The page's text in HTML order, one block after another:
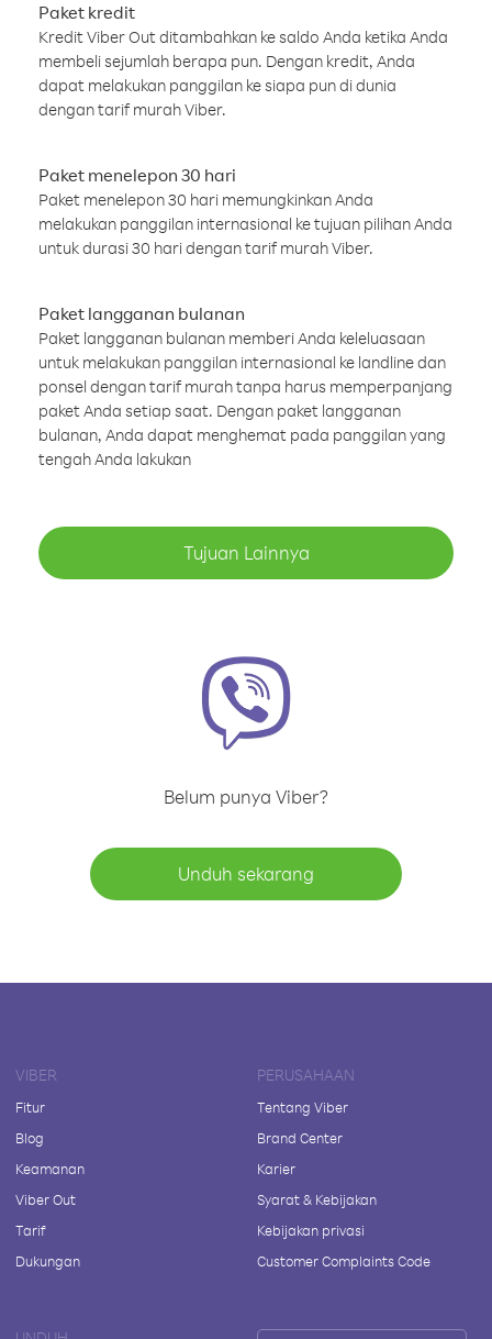
Paket kredit
Kredit Viber Out ditambahkan ke saldo Anda ketika Anda
membeli sejumlah berapa pun. Dengan kredit, Anda
dapat melakukan panggilan ke siapa pun di dunia
dengan tarif murah Viber.
Paket menelepon 30 hari
Paket menelepon 30 hari memungkinkan Anda
melakukan panggilan internasional ke tujuan pilihan Anda
untuk durasi 30 hari dengan tarif murah Viber.
Paket langganan bulanan
Paket langganan bulanan memberi Anda keleluasaan
untuk melakukan panggilan internasional ke landline dan
ponsel dengan tarif murah tanpa harus memperpanjang
paket Anda setiap saat. Dengan paket langganan
bulanan, Anda dapat menghemat pada panggilan yang
tengah Anda lakukan
Tujuan Lainnya
Belum punya Viber?
Unduh sekarang
VIBER
Fitur
Blog
Keamanan
Viber Out
Tarif
Dukungan
PERUSAHAAN
Tentang Viber
Brand Center
Karier
Syarat & Kebijakan
Kebijakan privasi
Customer Complaints Code